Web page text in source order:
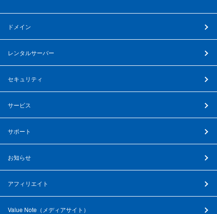
ドメイン
レンタルサーバー
セキュリティ
サービス
サポート
お知らせ
アフィリエイト
Value Note（ メディアサイト ）